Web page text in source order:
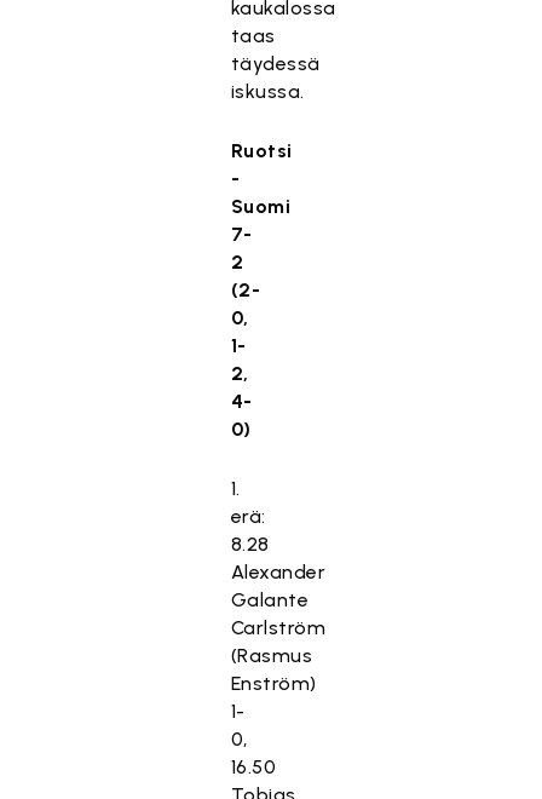
kaukalossa
taas
täydessä
iskussa.
Ruotsi
-
Suomi
7-
2
(2-
0,
1-
2,
4-
0)
1.
erä:
8.28
Alexander
Galante
Carlström
(Rasmus
Enström)
1-
0,
16.50